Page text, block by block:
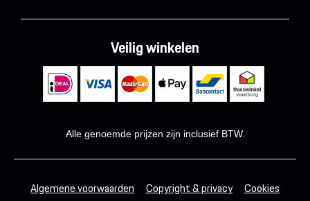
Veilig winkelen
Alle genoemde prijzen zijn inclusief BTW.
Algemene voorwaarden Copyright & privacy
Cookies